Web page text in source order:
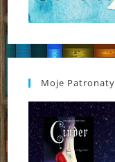
Moje Patronaty